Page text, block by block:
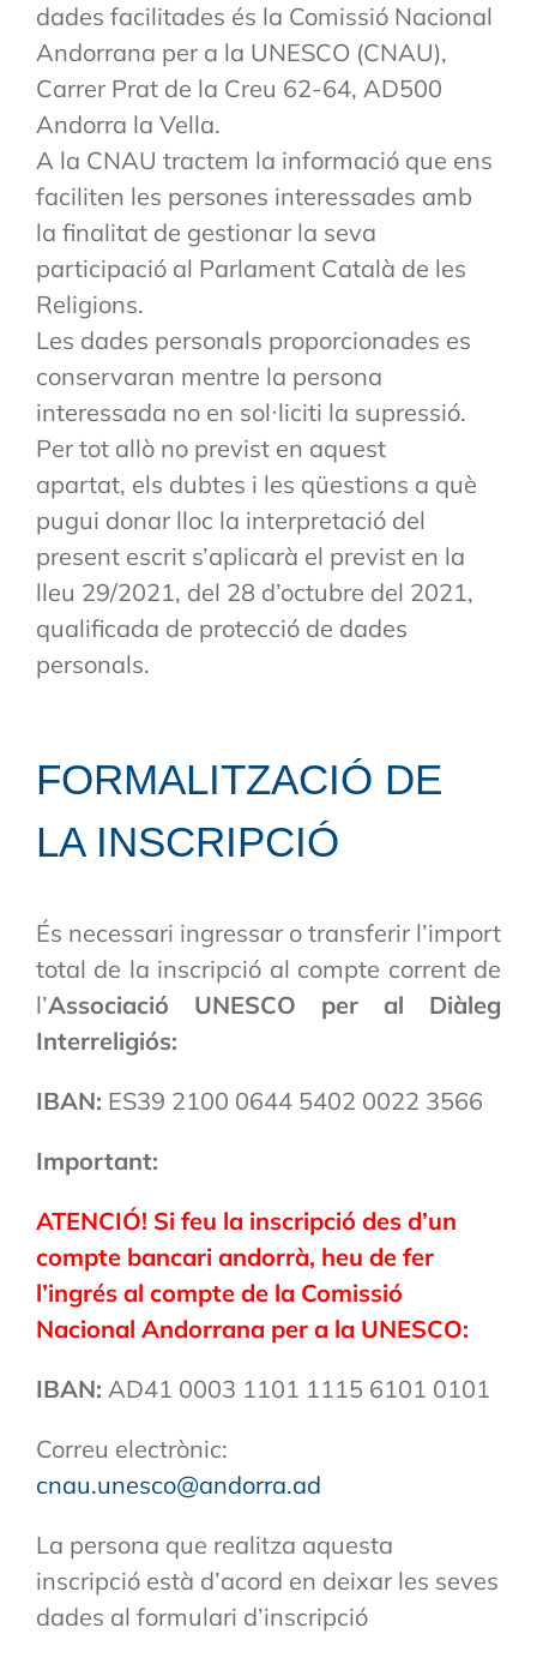
dades facilitades és la Comissió Nacional
Andorrana per a la UNESCO (CNAU),
Carrer Prat de la Creu 62-64, AD500
Andorra la Vella.
A la CNAU tractem la informació que ens
faciliten les persones interessades amb
la finalitat de gestionar la seva
participació al Parlament Català de les
Religions.
Les dades personals proporcionades es
conservaran mentre la persona
interessada no en sol·liciti la supressió.
Per tot allò no previst en aquest
apartat, els dubtes i les qüestions a què
pugui donar lloc la interpretació del
present escrit s’aplicarà el previst en la
lleu 29/2021, del 28 d’octubre del 2021,
qualificada de protecció de dades
personals.
FORMALITZACIÓ DE
LA INSCRIPCIÓ
És necessari ingressar o transferir l’import
total de la inscripció al compte corrent de
l’Associació UNESCO per al Diàleg
Interreligiós:
IBAN: ES39 2100 0644 5402 0022 3566
Important:
ATENCIÓ! Si feu la inscripció des d’un
compte bancari andorrà, heu de fer
l’ingrés al compte de la Comissió
Nacional Andorrana per a la UNESCO:
IBAN: AD41 0003 1101 1115 6101 0101
Correu electrònic:
cnau.unesco@andorra.ad
La persona que realitza aquesta
inscripció està d’acord en deixar les seves
dades al formulari d’inscripció